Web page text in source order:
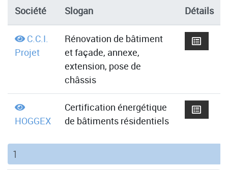
Société Slogan Détails
C.C.I.
Projet
Rénovation de bâtiment
et façade, annexe,
extension, pose de
châssis
HOGGEX
Certification énergétique
de bâtiments résidentiels
1